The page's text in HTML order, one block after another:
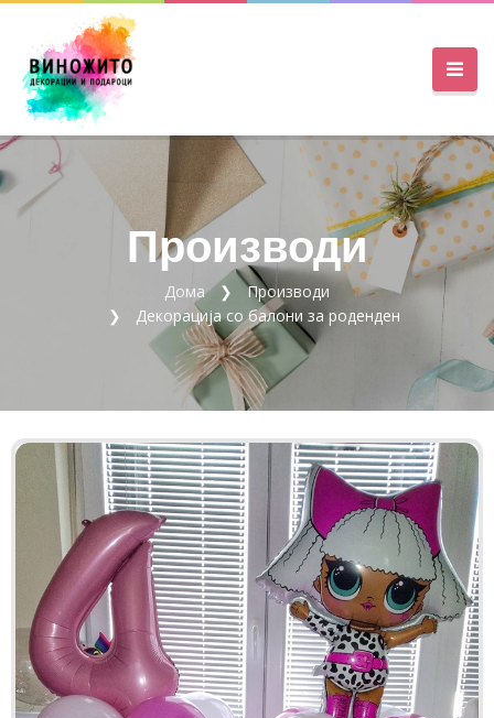
Производи
Дома
Производи
Декорација со балони за роденден